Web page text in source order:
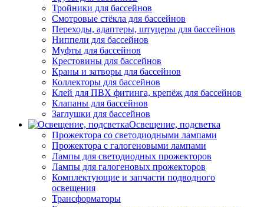
Тройники для бассейнов
Смотровые стёкла для бассейнов
Переходы, адаптеры, штуцеры для бассейнов
Ниппели для бассейнов
Муфты для бассейнов
Крестовины для бассейнов
Краны и затворы для бассейнов
Коллекторы для бассейнов
Клей для ПВХ фитинга, крепёж для бассейнов
Клапаны для бассейнов
Заглушки для бассейнов
Освещение, подсветка
Прожектора со светодиодными лампами
Прожектора с галогеновыми лампами
Лампы для светодиодных прожекторов
Лампы для галогеновых прожекторов
Комплектующие и запчасти подводного
освещения
Трансформаторы